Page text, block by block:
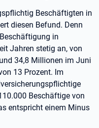
Beschäftigten in
diesen Befund. Denn
in
Jahren stetig an, von
34,8 Millionen im Juni
13 Prozent. Im
Beschäftige von
entspricht einem Minus